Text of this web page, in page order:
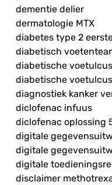
dementie delier
dermatologie MTX
diabetes type 2
diabetisch
diabetische voetulcus
diabetische
diagnostiek kanker
diclofenac infuus
diclofenac oplossing
digitale
digitale
digitale
disclaimer